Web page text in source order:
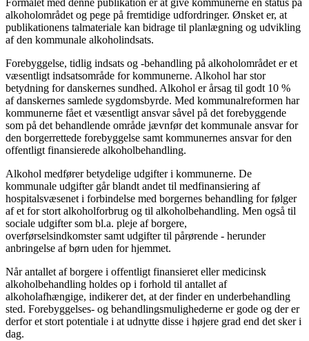
Formålet med denne publikation er at give kommunerne en status på
alkoholområdet og pege på fremtidige udfordringer. Ønsket er, at
publikationens talmateriale kan bidrage til planlægning og udvikling
af den kommunale alkoholindsats.
Forebyggelse, tidlig indsats og -behandling på alkoholområdet er et
væsentligt indsatsområde for kommunerne. Alkohol har stor
betydning for danskernes sundhed. Alkohol er årsag til godt 10 %
af danskernes samlede sygdomsbyrde. Med kommunalreformen har
kommunerne fået et væsentligt ansvar såvel på det forebyggende
som på det behandlende område jævnfør det kommunale ansvar for
den borgerrettede forebyggelse samt kommunernes ansvar for den
offentligt finansierede alkoholbehandling.
Alkohol medfører betydelige udgifter i kommunerne. De
kommunale udgifter går blandt andet til medfinansiering af
hospitalsvæsenet i forbindelse med borgernes behandling for følger
af et for stort alkoholforbrug og til alkoholbehandling. Men også til
sociale udgifter som bl.a. pleje af borgere,
overførselsindkomster samt udgifter til pårørende - herunder
anbringelse af børn uden for hjemmet.
Når antallet af borgere i offentligt finansieret eller medicinsk
alkoholbehandling holdes op i forhold til antallet af
alkoholafhængige, indikerer det, at der finder en underbehandling
sted. Forebyggelses- og behandlingsmulighederne er gode og der er
derfor et stort potentiale i at udnytte disse i højere grad end det sker i
dag.